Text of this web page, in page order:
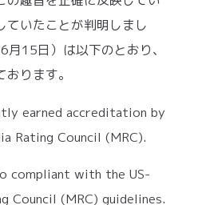
ていたことが判明しまし
15日）は以下のとおり、
ります。
earned accreditation by
Rating Council (MRC).
compliant with the US-
Council (MRC) guidelines.